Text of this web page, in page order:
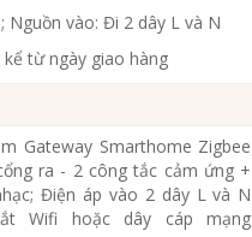
Nguồn vào: Đi 2 dây L và N
từ ngày giao hàng
Gateway Smarthome Zigbee
ra - 2 công tắc cảm ứng +
Điện áp vào 2 dây L và N
Wifi hoặc dây cáp mạng